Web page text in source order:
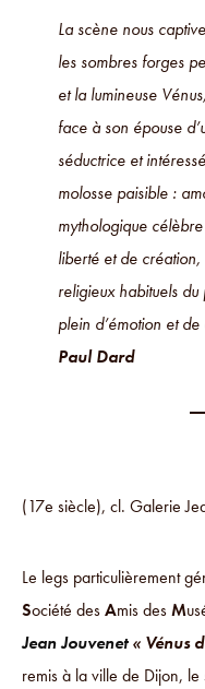
La scène nous
les sombres forges
et la lumineuse
face à son épouse
séductrice et
molosse paisible :
mythologique
liberté et de
religieux habituels
plein d’émotion et
Paul Dard
(17e siècle), cl. Galerie
Le legs particulièrement
Société desAmis desM
Jean Jouvenet« Vénus
remis à la ville de Dijon,